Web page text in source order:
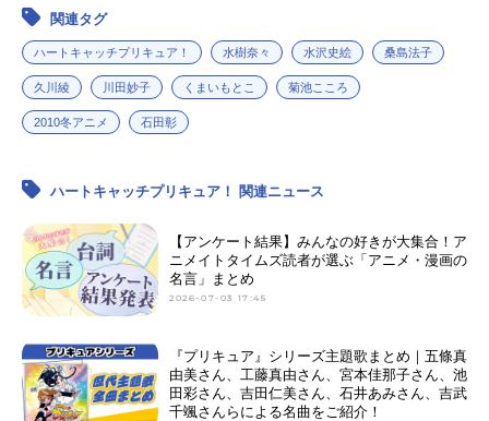
関連タグ
ハートキャッチプリキュア！ 水樹奈々 水沢史絵 桑島法子
久川綾 川田妙子 くまいもとこ 菊池こころ
2010冬アニメ 石田彰
ハートキャッチプリキュア！ 関連ニュース
【アンケート結果】みんなの好きが大集合！ア
ニメイトタイムズ読者が選ぶ「アニメ・漫画の
名言」まとめ
2026-07-03 17:45
『プリキュア』シリーズ主題歌まとめ｜五條真
由美さん、工藤真由さん、宮本佳那子さん、池
田彩さん、吉田仁美さん、石井あみさん、吉武
千颯さんらによる名曲をご紹介！